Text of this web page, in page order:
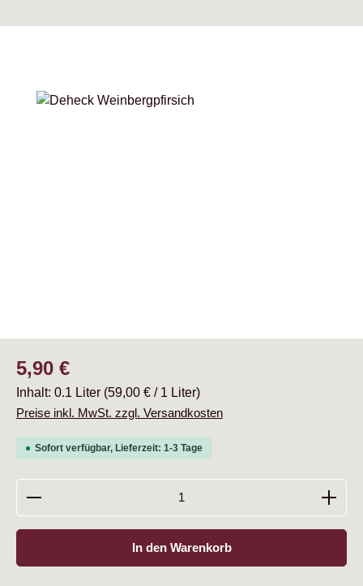
Bildergalerie überspringen
Regulärer Preis:
5,90 €
Inhalt: 0.1 Liter (59,00 € / 1 Liter)
Preise inkl. MwSt. zzgl. Versandkosten
Sofort verfügbar, Lieferzeit: 1-3 Tage
Produkt Anzahl: Gib den gewünschten Wert ein
In den Warenkorb